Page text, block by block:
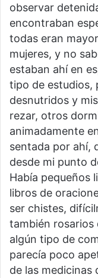
observar
encontraban
todas eran
mujeres, y no
estaban ahí en
tipo de estudios,
desnutridos y
rezar, otros
animadamente
sentada por ahí,
desde mi punto
Había pequeños
libros de
ser chistes,
también rosarios
algún tipo de
parecía poco
de las medicinas